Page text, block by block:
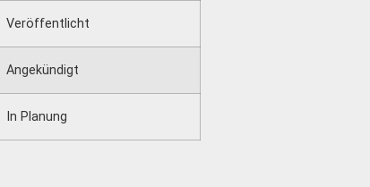
Veröffentlicht
Angekündigt
In Planung